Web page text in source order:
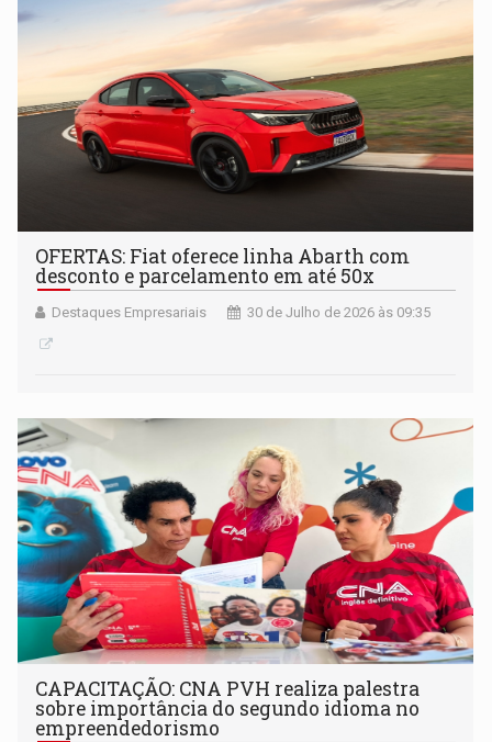
OFERTAS: Fiat oferece linha Abarth com
desconto e parcelamento em até 50x
Destaques Empresariais 30 de Julho de 2026 às 09:35
CAPACITAÇÃO: CNA PVH realiza palestra
sobre importância do segundo idioma no
empreendedorismo